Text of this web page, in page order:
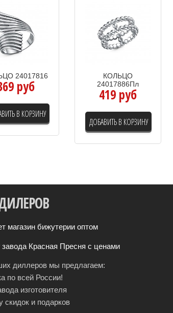
24017816
руб
В КОРЗИНУ
КОЛЬЦО
24017886Пл
419 руб
ДОБАВИТЬ В КОРЗИНУ
магазин бижутерии оптом
завода Красная Пресня с ценами
диллеров мы предлагаем:
по всей России!
изготовителя
скидок и подарков